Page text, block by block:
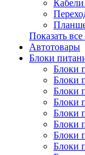
Показать
Автотовары
Блоки
Блоки
Блоки
Блоки
Блоки
Блоки
Блоки
Блоки
Блоки